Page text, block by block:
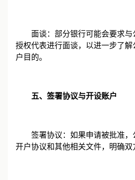
面谈：部分银行可能会要求与
授权代表进行面谈，以进一步了
户目的。
五、签署协议与开设账户
签署协议：如果申请被批准，
开户协议和其他相关文件，明确双